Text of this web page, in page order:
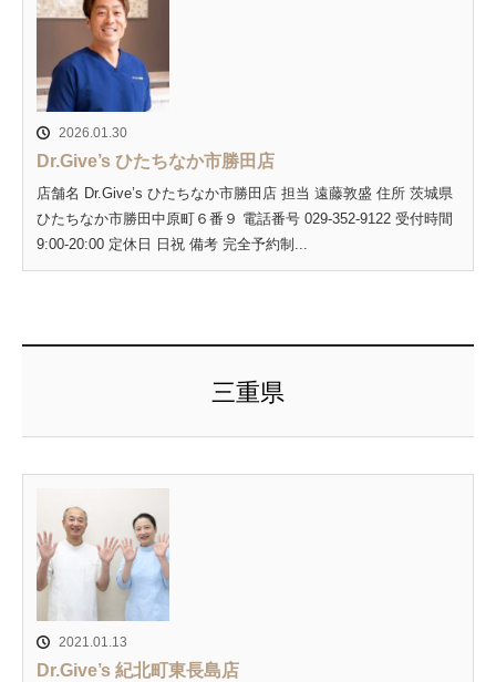
2026.01.30
Dr.Give’s ひたちなか市勝田店
店舗名 Dr.Give’s ひたちなか市勝田店 担当 遠藤敦盛 住所 茨城県
ひたちなか市勝田中原町６番９ 電話番号 029-352-9122 受付時間
9:00-20:00 定休日 日祝 備考 完全予約制...
三重県
2021.01.13
Dr.Give’s 紀北町東長島店